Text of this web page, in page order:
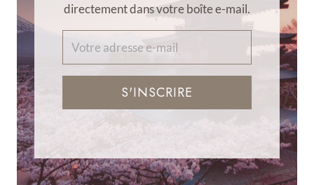
directement dans votre boîte e-mail.
S'INSCRIRE